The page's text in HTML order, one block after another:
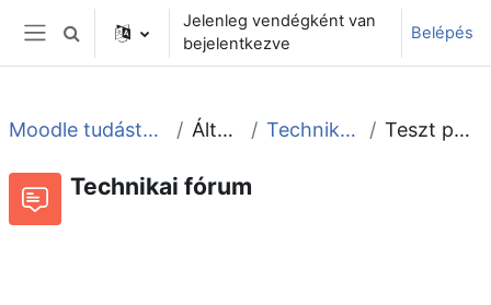
Tovább a fő tartalomhoz
Oldalpanel
Keresési bemeneti adatok váltása
Jelenleg vendégként van
bejelentkezve
Belépés
Moodle tudástár és fórum Általános Technikai fórum Teszt pontozása
Technikai fórum